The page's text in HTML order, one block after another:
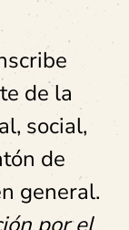
de la
social,
de
general.